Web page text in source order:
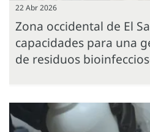
22 Abr 2026
Zona occidental de El
capacidades para una
de residuos